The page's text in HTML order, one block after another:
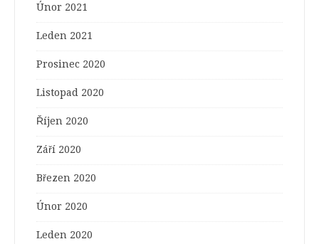
Únor 2021
Leden 2021
Prosinec 2020
Listopad 2020
Říjen 2020
Září 2020
Březen 2020
Únor 2020
Leden 2020